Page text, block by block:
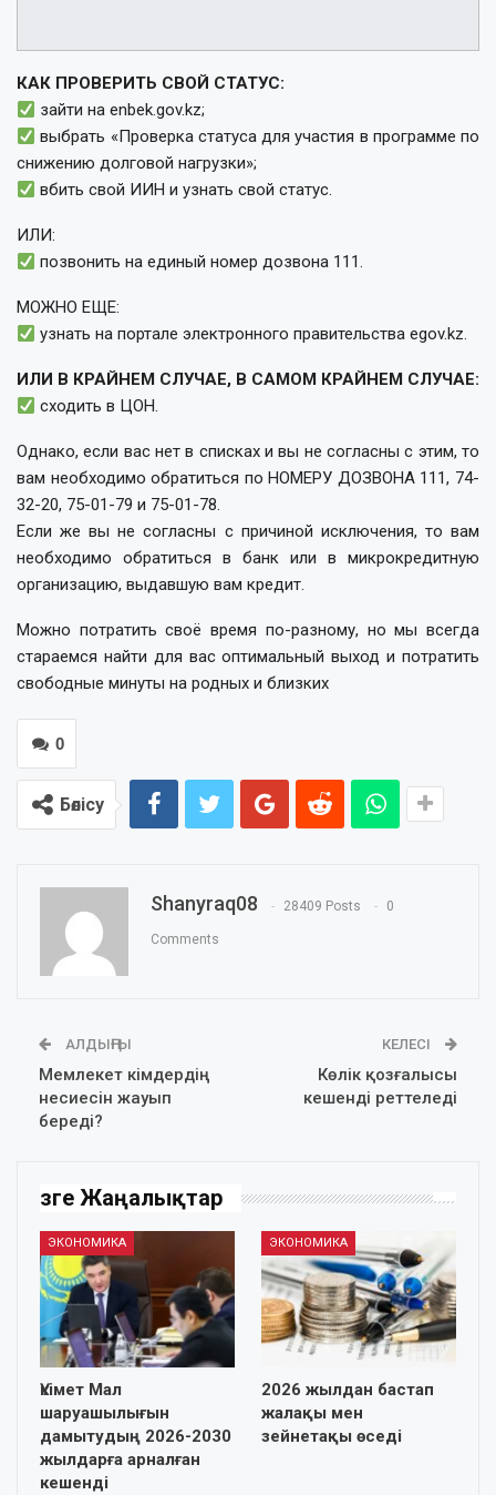
КАК ПРОВЕРИТЬ СВОЙ СТАТУС:
зайти на enbek.gov.kz;
выбрать «Проверка статуса для участия в программе по
снижению долговой нагрузки»;
вбить свой ИИН и узнать свой статус.
ИЛИ:
позвонить на единый номер дозвона 111.
МОЖНО ЕЩЕ:
узнать на портале электронного правительства egov.kz.
ИЛИ В КРАЙНЕМ СЛУЧАЕ, В САМОМ КРАЙНЕМ СЛУЧАЕ:
сходить в ЦОН.
Однако, если вас нет в списках и вы не согласны с этим, то
вам необходимо обратиться по НОМЕРУ ДОЗВОНА 111, 74-
32-20, 75-01-79 и 75-01-78.
Если же вы не согласны с причиной исключения, то вам
необходимо обратиться в банк или в микрокредитную
организацию, выдавшую вам кредит.
Можно потратить своё время по-разному, но мы всегда
стараемся найти для вас оптимальный выход и потратить
свободные минуты на родных и близких
0
Бөлісу
Shanyraq08 28409 Posts 0
Comments
АЛДЫҢҒЫ
Мемлекет кімдердің
несиесін жауып
береді?
КЕЛЕСІ
Көлік қозғалысы
кешенді реттеледі
Өзге Жаңалықтар
ЭКОНОМИКА
Үкімет Мал
шаруашылығын
дамытудың 2026-2030
жылдарға арналған
кешенді
ЭКОНОМИКА
2026 жылдан бастап
жалақы мен
зейнетақы өседі